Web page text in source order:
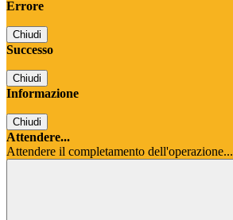
Errore
Chiudi
Successo
Chiudi
Informazione
Chiudi
Attendere...
Attendere il completamento dell'operazione...